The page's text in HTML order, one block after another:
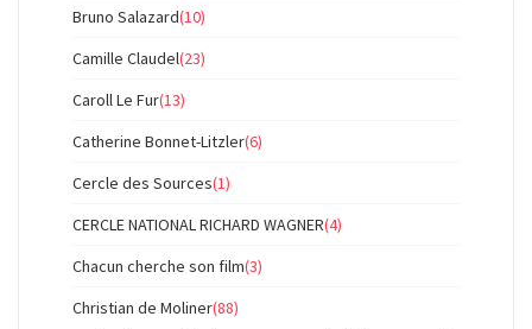
Bruno Salazard(10)
Camille Claudel(23)
Caroll Le Fur(13)
Catherine Bonnet-Litzler(6)
Cercle des Sources(1)
CERCLE NATIONAL RICHARD WAGNER(4)
Chacun cherche son film(3)
Christian de Moliner(88)